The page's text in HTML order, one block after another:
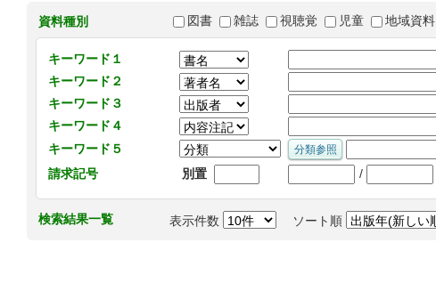
資料種別 図書 雑誌 視聴覚 児童 地域資料
キーワード１
キーワード２
キーワード３
キーワード４
キーワード５
請求記号
別置 /
検索結果一覧 表示件数 ソート順